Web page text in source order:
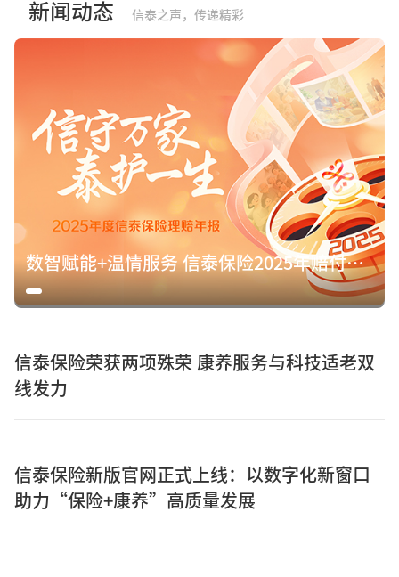
新闻动态 信泰之声，传递精彩
数智赋能+温情服务 信泰保险2025年赔付15.8亿元诠释保险初心
信泰保险荣获两项殊荣 康养服务与科技适老双
线发力
信泰保险新版官网正式上线：以数字化新窗口
助力“保险+康养”高质量发展